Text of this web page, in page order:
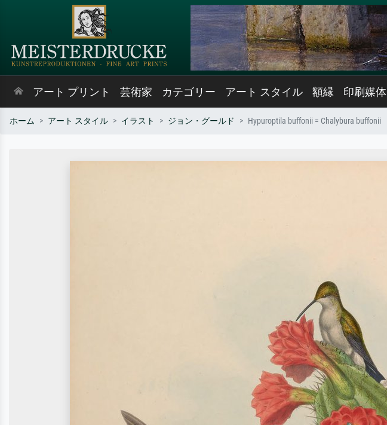
アート プリント 芸術家 カテゴリー アート スタイル 額縁 印刷媒体
ホーム アート スタイル イラスト ジョン・グールド Hypuroptila buffonii = Chalybura buffonii